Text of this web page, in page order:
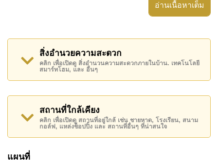
อสังหาริมทรัพย์นี้สามารถใช้ สระว่ายน้ำ ส่วนกลาง ได้
ส่วนกลาง ได้แก่ ร้านอาหาร/ร้านกาแฟในสถานที่,
รปภ.24ชม.
สถานที่สำคัญใกล้ View Talay 2 Condominium ได้แก่:
เดินทางไปชายหาดได้ง่าย, ไกล้เคียงรถประจำทาง ,
พัทยาปาร์ค, ถนนคนเดิน , เอเชีย 9 หลุม กอล์ฟ , โรง
พยาบาลเมืองพัทยา, โรงพยาบาลพัทยาอินเตอร์เนชั่นแนล
อสังหาริมทรัพย์นี้มีไว้สำหรับขายในราคา ฿ 5,500,000
บาท คิดเป็น ฿ 74,324 บาทต่อตารางเมตร และยังมีให้เช่า
ในราคา ฿ 28,000 บาท
อ่านเนื้อหาเต็ม
สิ่งอำนวยความสะดวก
คลิก เพื่อเปิดดู สิ่งอำนวนความสะดวกภายในบ้าน. เทคโนโลยี
สมาร์ทโฮม, และ อื่นๆ
สถานที่ใกล้เคียง
คลิก เพื่อเปิดดู สถานที่อยู่ใกล้ เช่น ชายหาด, โรงเรียน, สนาม
กอล์ฟ, แหล่งช็อปปิ้ง และ สถานที่อื่นๆ ที่น่าสนใจ
แผนที่